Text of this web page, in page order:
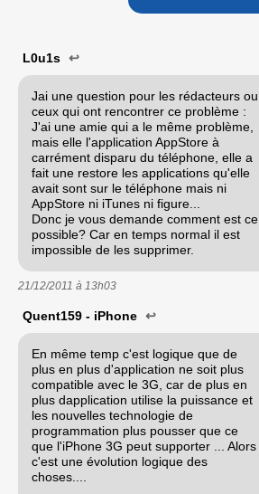
L0u1s ↩
Jai une question pour les rédacteurs ou
ceux qui ont rencontrer ce problème :
J'ai une amie qui a le même problème,
mais elle l'application AppStore à
carrément disparu du téléphone, elle a
fait une restore les applications qu'elle
avait sont sur le téléphone mais ni
AppStore ni iTunes ni figure...
Donc je vous demande comment est ce
possible? Car en temps normal il est
impossible de les supprimer.
21/12/2011 à 13h03
Quent159 - iPhone ↩
En même temp c'est logique que de
plus en plus d'application ne soit plus
compatible avec le 3G, car de plus en
plus dapplication utilise la puissance et
les nouvelles technologie de
programmation plus pousser que ce
que l'iPhone 3G peut supporter ... Alors
c'est une évolution logique des
choses....